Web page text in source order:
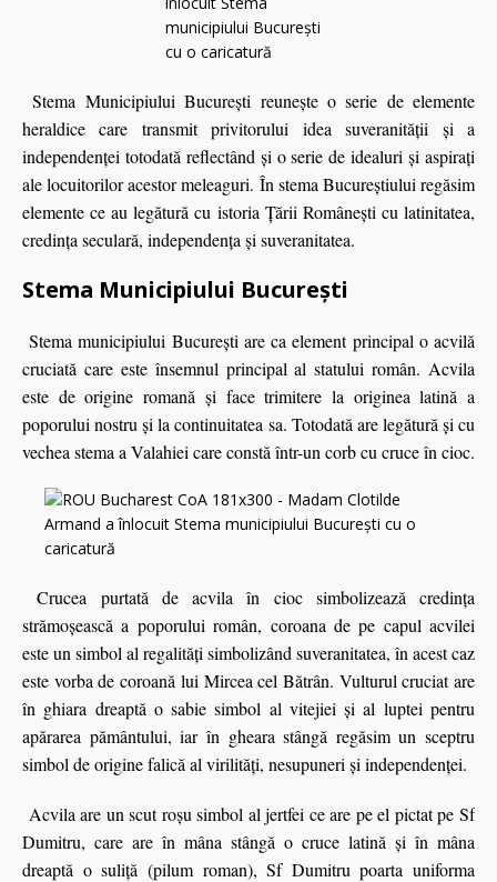
Stema Municipiului București reuneşte o serie de elemente
heraldice care transmit privitorului idea suveranităţii și a
independenţei totodată reflectând şi o serie de idealuri şi aspiraţi
ale locuitorilor acestor meleaguri. În stema Bucureştiului regăsim
elemente ce au legătură cu istoria Ţării Româneşti cu latinitatea,
credinţa seculară, independența şi suveranitatea.
Stema Municipiului București
Stema municipiului București are ca element principal o acvilă
cruciată care este însemnul principal al statului român. Acvila
este de origine romană și face trimitere la originea latină a
poporului nostru și la continuitatea sa. Totodată are legătură şi cu
vechea stema a Valahiei care constă într-un corb cu cruce în cioc.
Crucea purtată de acvila în cioc simbolizează credinţa
strămoşească a poporului român, coroana de pe capul acvilei
este un simbol al regalităţi simbolizând suveranitatea, în acest caz
este vorba de coroană lui Mircea cel Bătrân. Vulturul cruciat are
în ghiara dreaptă o sabie simbol al vitejiei şi al luptei pentru
apărarea pământului, iar în gheara stângă regăsim un sceptru
simbol de origine falică al virilităţi, nesupuneri şi independenţei.
Acvila are un scut roşu simbol al jertfei ce are pe el pictat pe Sf
Dumitru, care are în mâna stângă o cruce latină şi în mâna
dreaptă o suliță (pilum roman), Sf Dumitru poarta uniforma